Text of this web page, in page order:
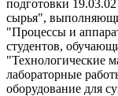
подготовки
сырья",
"Процессы и
студентов,
"Технологические
лабораторные
оборудование для